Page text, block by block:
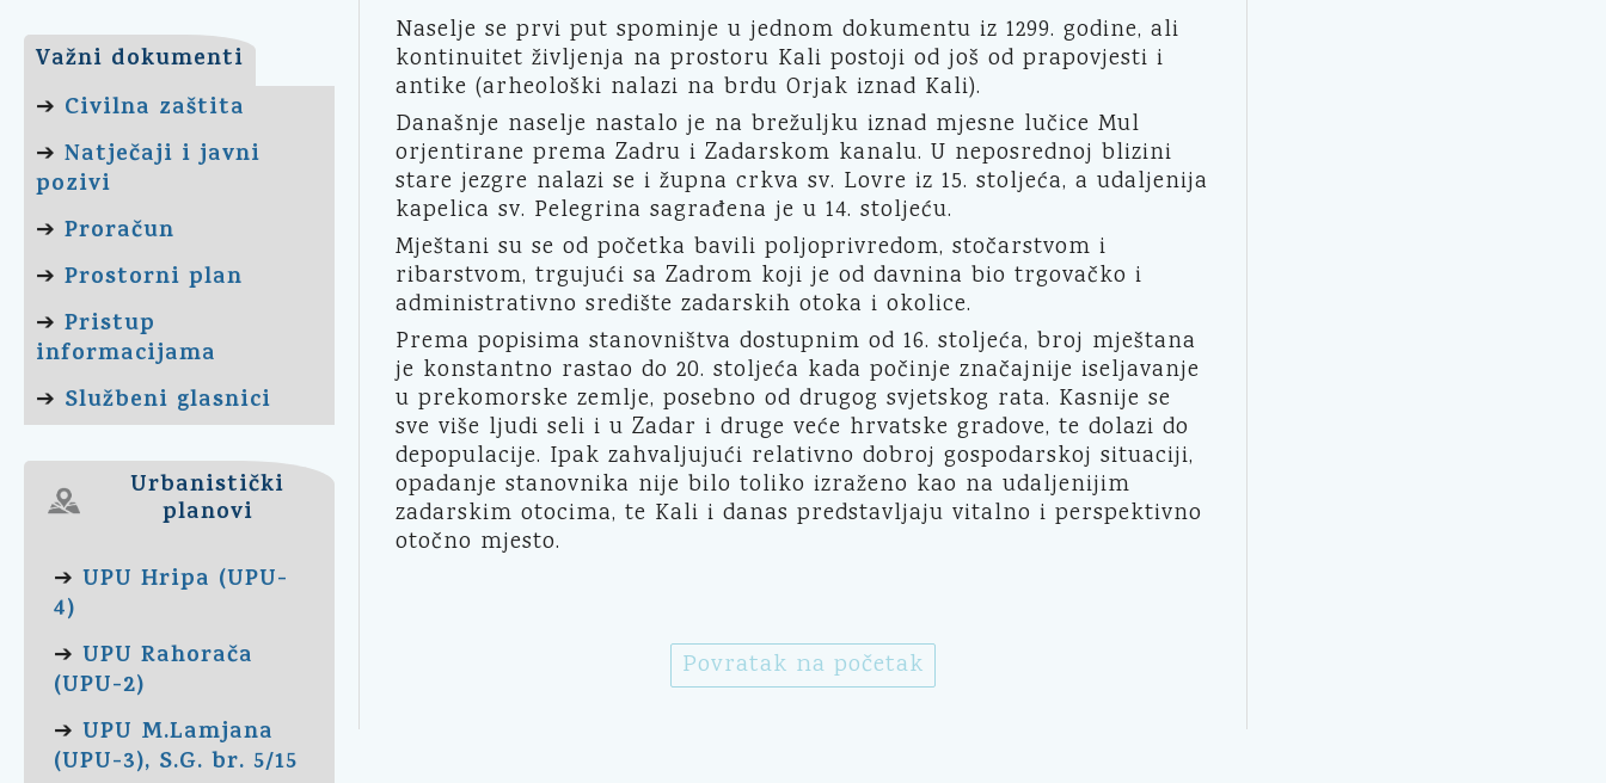
Važni dokumenti
➔ Civilna zaštita
➔ Natječaji i javni
pozivi
➔ Proračun
➔ Prostorni plan
➔ Pristup
informacijama
➔ Službeni glasnici
Urbanistički
planovi
➔ UPU Hripa (UPU-
4)
➔ UPU Rahorača
(UPU-2)
➔ UPU M.Lamjana
(UPU-3), S.G. br. 5/15
Naselje se prvi put spominje u jednom dokumentu iz 1299. godine, ali
kontinuitet življenja na prostoru Kali postoji od još od prapovjesti i
antike (arheološki nalazi na brdu Orjak iznad Kali).
Današnje naselje nastalo je na brežuljku iznad mjesne lučice Mul
orjentirane prema Zadru i Zadarskom kanalu. U neposrednoj blizini
stare jezgre nalazi se i župna crkva sv. Lovre iz 15. stoljeća, a udaljenija
kapelica sv. Pelegrina sagrađena je u 14. stoljeću.
Mještani su se od početka bavili poljoprivredom, stočarstvom i
ribarstvom, trgujući sa Zadrom koji je od davnina bio trgovačko i
administrativno središte zadarskih otoka i okolice.
Prema popisima stanovništva dostupnim od 16. stoljeća, broj mještana
je konstantno rastao do 20. stoljeća kada počinje značajnije iseljavanje
u prekomorske zemlje, posebno od drugog svjetskog rata. Kasnije se
sve više ljudi seli i u Zadar i druge veće hrvatske gradove, te dolazi do
depopulacije. Ipak zahvaljujući relativno dobroj gospodarskoj situaciji,
opadanje stanovnika nije bilo toliko izraženo kao na udaljenijim
zadarskim otocima, te Kali i danas predstavljaju vitalno i perspektivno
otočno mjesto.
Povratak na početak